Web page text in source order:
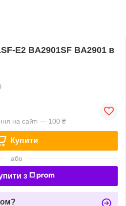
E2 BA2901SF BA2901 в
на сайті — 100 ₴
Купити
або
з